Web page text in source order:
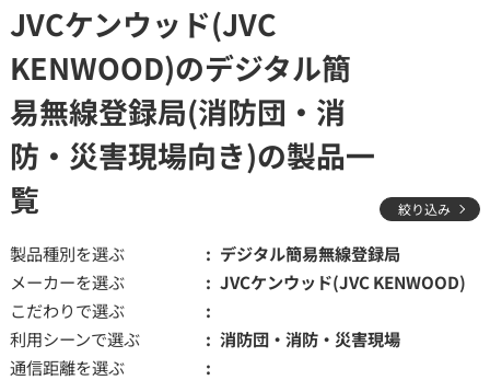
JVCケンウッド(JVC
KENWOOD)のデジタル簡
易無線登録局(消防団・消
防・災害現場向き)の製品一
覧
絞り込み
製品種別を選ぶ
デジタル簡易無線登録局
メーカーを選ぶ
JVCケンウッド(JVC KENWOOD)
こだわりで選ぶ
利用シーンで選ぶ
消防団・消防・災害現場
通信距離を選ぶ